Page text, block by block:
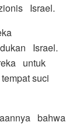
Israel.
Israel.
untuk
suci
bahwa